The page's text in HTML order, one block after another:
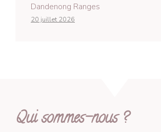
Dandenong Ranges
20 juillet 2026
Qui sommes-nous ?